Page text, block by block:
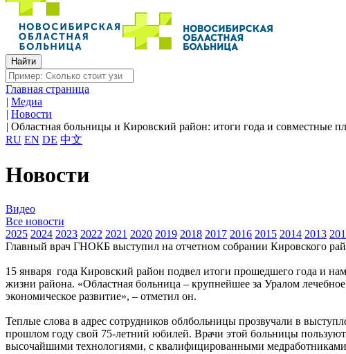
Главная страница
| Медиа
| Новости
| Областная больницы и Кировский район: итоги года и совместные
RU EN DE 中文
Новости
Видео
Все новости
2025 2024 2023 2022 2021 2020 2019 2018 2017 2016 2015 2014 2013
Главный врач ГНОКБ выступил на отчетном собрании Кировского
15 января года Кировский район подвел итоги прошедшего года и
жизни района. «Областная больница – крупнейшее за Уралом
экономическое развитие», – отметил он.
Теплые слова в адрес сотрудников облбольницы прозвучали в
прошлом году свой 75-летний юбилей. Врачи этой больницы
высочайшими технологиями, с квалифицированными